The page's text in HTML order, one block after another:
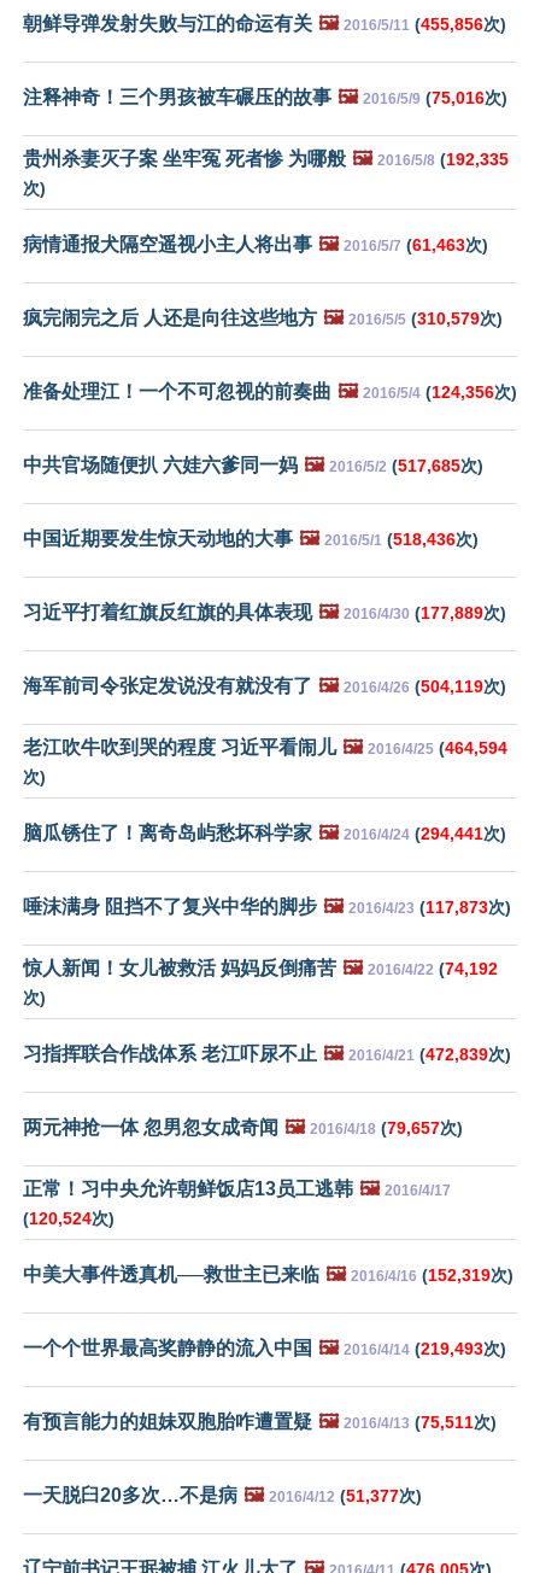
朝鲜导弹发射失败与江的命运有关 🖼️ 2016/5/11 (455,856次)
注释神奇！三个男孩被车碾压的故事 🖼️ 2016/5/9 (75,016次)
贵州杀妻灭子案 坐牢冤 死者惨 为哪般 🖼️ 2016/5/8 (192,335
次)
病情通报犬隔空遥视小主人将出事 🖼️ 2016/5/7 (61,463次)
疯完闹完之后 人还是向往这些地方 🖼️ 2016/5/5 (310,579次)
准备处理江！一个不可忽视的前奏曲 🖼️ 2016/5/4 (124,356次)
中共官场随便扒 六娃六爹同一妈 🖼️ 2016/5/2 (517,685次)
中国近期要发生惊天动地的大事 🖼️ 2016/5/1 (518,436次)
习近平打着红旗反红旗的具体表现 🖼️ 2016/4/30 (177,889次)
海军前司令张定发说没有就没有了 🖼️ 2016/4/26 (504,119次)
老江吹牛吹到哭的程度 习近平看闹儿 🖼️ 2016/4/25 (464,594
次)
脑瓜锈住了！离奇岛屿愁坏科学家 🖼️ 2016/4/24 (294,441次)
唾沫满身 阻挡不了复兴中华的脚步 🖼️ 2016/4/23 (117,873次)
惊人新闻！女儿被救活 妈妈反倒痛苦 🖼️ 2016/4/22 (74,192
次)
习指挥联合作战体系 老江吓尿不止 🖼️ 2016/4/21 (472,839次)
两元神抢一体 忽男忽女成奇闻 🖼️ 2016/4/18 (79,657次)
正常！习中央允许朝鲜饭店13员工逃韩 🖼️ 2016/4/17
(120,524次)
中美大事件透真机──救世主已来临 🖼️ 2016/4/16 (152,319次)
一个个世界最高奖静静的流入中国 🖼️ 2016/4/14 (219,493次)
有预言能力的姐妹双胞胎咋遭置疑 🖼️ 2016/4/13 (75,511次)
一天脱臼20多次…不是病 🖼️ 2016/4/12 (51,377次)
辽宁前书记王珉被捕 江火儿大了 🖼️ (476,005次)